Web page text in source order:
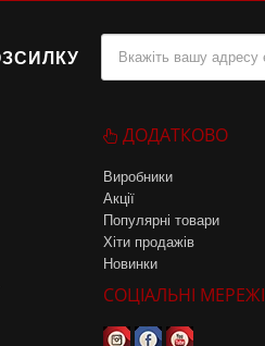
ДОДАТКОВО
Виробники
Акції
Популярні товари
Хіти продажів
Новинки
СОЦІАЛЬНІ МЕРЕЖІ